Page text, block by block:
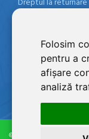
Folosim
pentru a
afișare
analiză
Termeni şi condiţii
Contact
©2026 ZONA SPORT